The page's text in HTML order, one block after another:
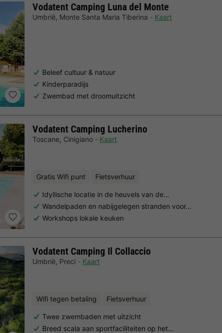
Vodatent Camping Luna del Monte
Umbrië, Monte Santa Maria Tiberina Kaart
Beleef cultuur & natuur
Kinderparadijs
Zwembad met droomuitzicht
Vodatent Camping Lucherino
Toscane, Cinigiano Kaart
Gratis Wifi punt Fietsverhuur
Idyllische locatie in de heuvels van de…
Wandelpaden en nabijgelegen stranden voor…
Workshops lokale keuken
Vodatent Camping Il Collaccio
Umbrië, Preci Kaart
Wifi tegen betaling Fietsverhuur
Twee zwembaden met uitzicht
Breed scala aan sportfaciliteiten op het…